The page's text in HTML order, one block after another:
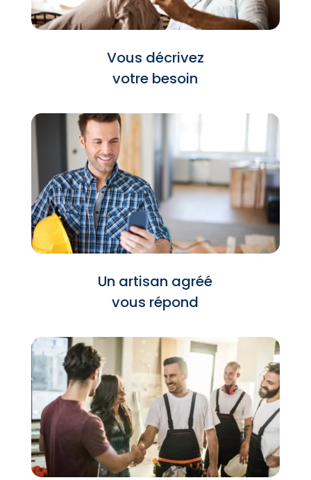
Vous décrivez
votre besoin
Un artisan agréé
vous répond